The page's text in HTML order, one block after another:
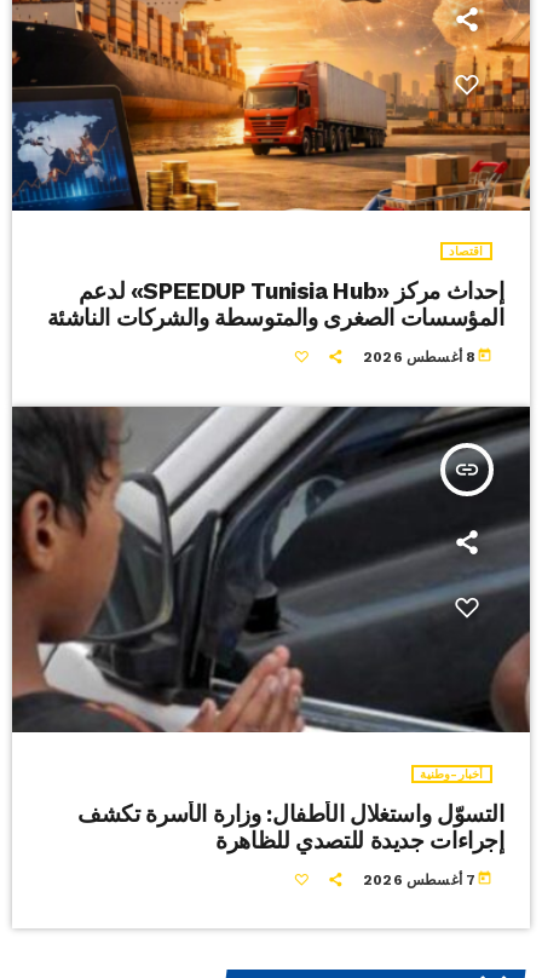
اقتصاد
إحداث مركز «SPEEDUP Tunisia Hub» لدعم
المؤسسات الصغرى والمتوسطة والشركات الناشئة
today 8 أغسطس 2026
insert_link
أخبار-وطنية
التسوّل واستغلال الأطفال: وزارة الأسرة تكشف
إجراءات جديدة للتصدي للظاهرة
today 7 أغسطس 2026